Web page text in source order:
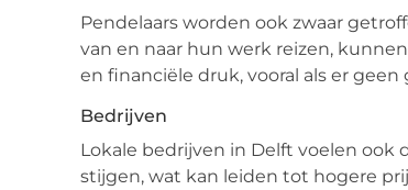
Pendelaars worden ook zwaar
van en naar hun werk reizen,
en financiële druk, vooral als er
Bedrijven
Lokale bedrijven in Delft voelen ook
stijgen, wat kan leiden tot hogere